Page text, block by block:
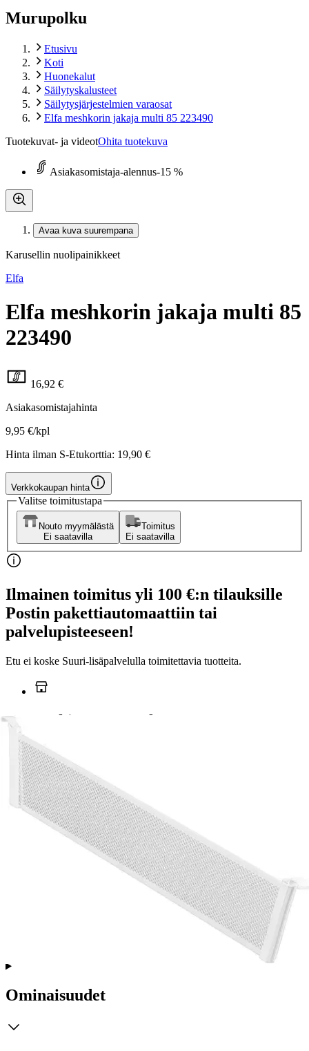
Murupolku
Etusivu
Koti
Huonekalut
Säilytyskalusteet
Säilytysjärjestelmien varaosat
Elfa meshkorin jakaja multi 85 223490
Tuotekuvat- ja videotOhita tuotekuva
Asiakasomistaja-alennus-15 %
Avaa kuva suurempana
Karusellin nuolipainikkeet
Elfa
Elfa meshkorin jakaja multi 85
223490
16,92 €
Asiakasomistajahinta
9,95 €/kpl
Hinta ilman S-Etukorttia: 19,90 €
Verkkokaupan hinta
Valitse toimitustapa
Nouto myymälästä
Ei saatavilla
Toimitus
Ei saatavilla
Ilmainen toimitus yli 100 €:n tilauksille
Postin pakettiautomaattiin tai
palvelupisteeseen!
Etu ei koske Suuri‑lisäpalvelulla toimitettavia tuotteita.
Tarkista myymäläsaatavuus
Ei saatavilla
Tuotekuvaus
Järjestä esineesi ja saa selkeä yleiskuva tavaroistasi. Jakaja on
suunniteltu sopimaan täydellisesti meshkorien sisälle, napsauttamalla
paikalleen haluttuun kohtaan, luoden näin mukautettavan ja siistin
vaikutelman. Toimitetaan 2 kappaleen pakkauksessa ja tarjoaa
Ominaisuudet